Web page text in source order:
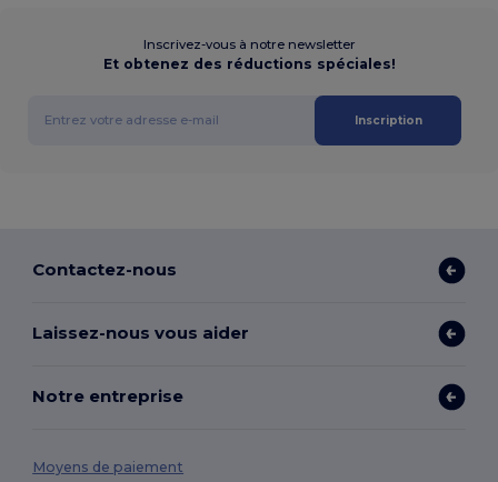
Inscrivez-vous à notre newsletter
Et obtenez des réductions spéciales!
Inscription
Contactez-nous
Laissez-nous vous aider
Notre entreprise
Moyens de paiement